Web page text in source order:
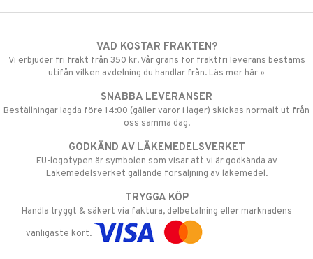
VAD KOSTAR FRAKTEN?
Vi erbjuder fri frakt från 350 kr. Vår gräns för fraktfri leverans bestäms
utifån vilken avdelning du handlar från. Läs mer här »
SNABBA LEVERANSER
Beställningar lagda före 14:00 (gäller varor i lager) skickas normalt ut från
oss samma dag.
GODKÄND AV LÄKEMEDELSVERKET
EU-logotypen är symbolen som visar att vi är godkända av
Läkemedelsverket gällande försäljning av läkemedel.
TRYGGA KÖP
Handla tryggt & säkert via faktura, delbetalning eller marknadens
vanligaste kort.